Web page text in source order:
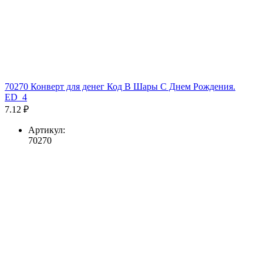
70270 Конверт для денег Код В Шары С Днем Рождения.
ED_4
7.12 ₽
Артикул:
70270